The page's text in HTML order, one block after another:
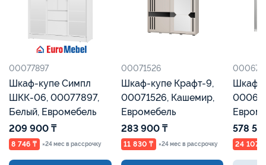
купе Симпл
06, 00077897,
Евромебель
900 ₸
746 ₸ ×24 мес в рассрочку
00071526
Шкаф-купе Крафт-9,
00071526, Кашемир,
Евромебель
283 900 ₸
11 830 ₸ ×24 мес в рассрочку
00067879
Шкаф-
578 550 ₸
24 107 ₸